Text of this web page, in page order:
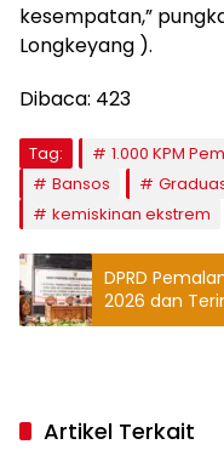
kesempatan,”
Longkeyang ).
Dibaca: 423
Tag: 1.000 KPM
Bansos
kemiskinan ekstrem
DPRD
2026 dan
Pilbup 2029
Artikel Terkait